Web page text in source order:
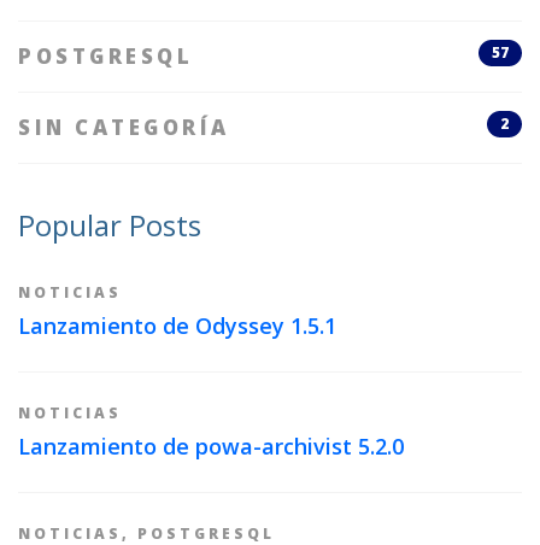
POSTGRESQL 57
SIN CATEGORÍA 2
Popular Posts
NOTICIAS
Lanzamiento de Odyssey 1.5.1
NOTICIAS
Lanzamiento de powa-archivist 5.2.0
NOTICIAS , POSTGRESQL